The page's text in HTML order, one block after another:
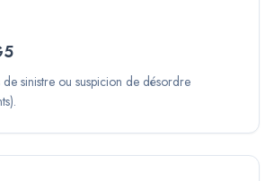
sinistre ou suspicion de désordre